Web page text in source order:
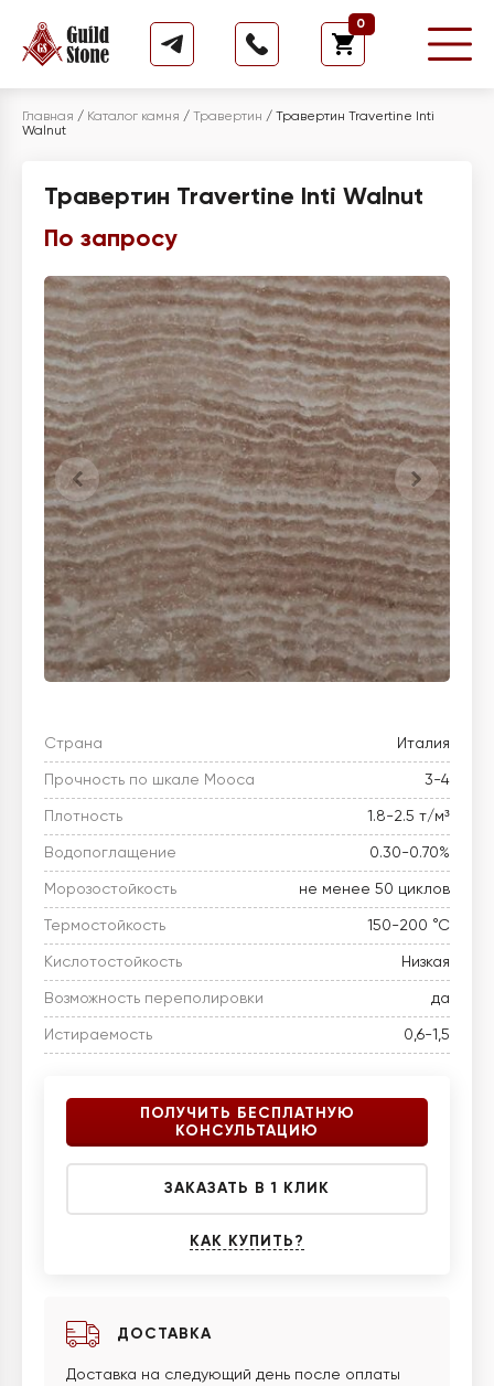
0
Главная / Каталог камня / Травертин / Травертин Travertine Inti
Walnut
Травертин Travertine Inti Walnut
По запросу
Страна Италия
Прочность по шкале Мооса 3-4
Плотность 1.8-2.5 т/м³
Водопоглащение 0.30-0.70%
Морозостойкость не менее 50 циклов
Термостойкость 150-200 °C
Кислотостойкость Низкая
Возможность переполировки да
Истираемость 0,6-1,5
ПОЛУЧИТЬ БЕСПЛАТНУЮ
КОНСУЛЬТАЦИЮ
ЗАКАЗАТЬ В 1 КЛИК
КАК КУПИТЬ?
ДОСТАВКА
Доставка на следующий день после оплаты